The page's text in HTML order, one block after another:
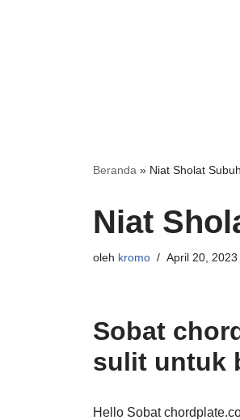
Beranda » Niat Sholat
Niat
oleh kromo April 20, 2023
Sobat
sulit untuk
Hello Sobat